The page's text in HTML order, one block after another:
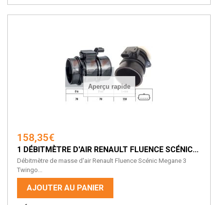
Aperçu rapide
158,35€
1 DÉBITMÈTRE D'AIR RENAULT FLUENCE SCÉNIC...
Débitmètre de masse d'air Renault Fluence Scénic Megane 3
Twingo...
AJOUTER AU PANIER